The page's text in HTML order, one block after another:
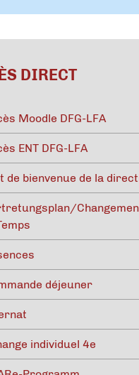
DIRECT
Moodle DFG-LFA
ENT DFG-LFA
de bienvenue de la
déjeuner
individuel 4e